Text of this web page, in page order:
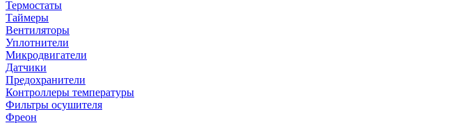
Термостаты
Таймеры
Вентиляторы
Уплотнители
Микродвигатели
Датчики
Предохранители
Контроллеры температуры
Фильтры осушителя
Фреон